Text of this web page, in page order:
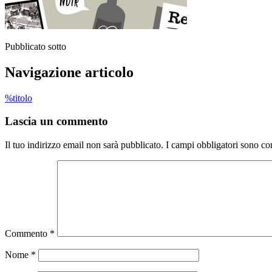
Pubblicato sotto
Navigazione articolo
%titolo
Lascia un commento
Il tuo indirizzo email non sarà pubblicato. I campi obbligatori sono
Commento *
Nome *